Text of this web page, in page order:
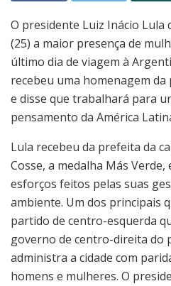
O presidente Luiz Inácio Lula
(25) a maior presença de
último dia de viagem à
recebeu uma homenagem
e disse que trabalhará para
pensamento da América
Lula recebeu da prefeita da
Cosse, a medalha Más
esforços feitos pelas suas
ambiente. Um dos principais
partido de centro-esquerda
governo de centro-direita do
administra a cidade com
homens e mulheres. O